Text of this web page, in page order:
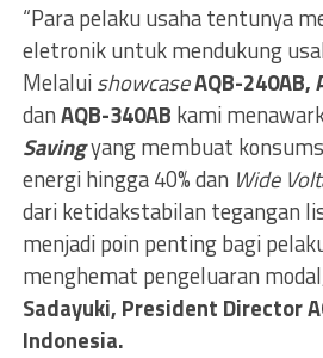
“Para pelaku usaha tentunya
eletronik untuk mendukung
MelaluishowcaseAQB-240AB,
danAQB-340AB kami
Savingyang membuat
energi hingga 40% dan Wide
dari ketidakstabilan tegangan
menjadi poin penting bagi
menghemat pengeluaran
Sadayuki, President Director
Indonesia.